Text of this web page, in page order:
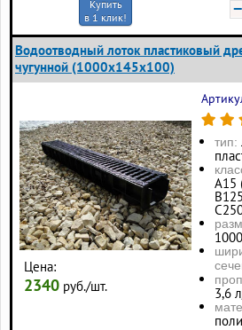
Купить
в 1 клик!
−
Водоотводный лоток пластиковый
чугунной (1000x145x100)
Цена:
2340 руб./шт.
тип:
А15
3,6